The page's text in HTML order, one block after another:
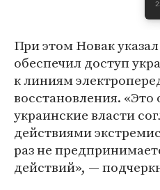
При этом Новак
обеспечил доступ
к линиям
восстановления. «Это
украинские власти
действиями
раз не
действий», —